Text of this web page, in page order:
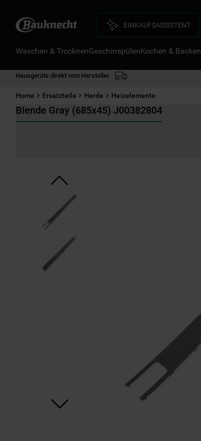
EINKAUFSASSISTENT
Waschen & TrocknenGeschirrspülenKochen & Backen
Hausgeräte direkt vom Hersteller
Home Ersatzteile Herde Heizelemente
Blende Gray (685x45) J00382804